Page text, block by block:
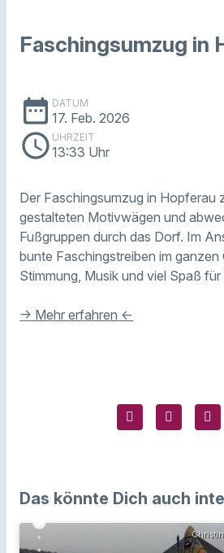
Faschingsumzug in
date_range DATUM
17. Feb. 2026
schedule UHRZEIT
13:33 Uhr
Der Faschingsumzug in Hopferau
gestalteten Motivwägen und
Fußgruppen durch das Dorf. Im
bunte Faschingstreiben im
Stimmung, Musik und viel Spaß
-> Mehr erfahren <-
Das könnte Dich auch